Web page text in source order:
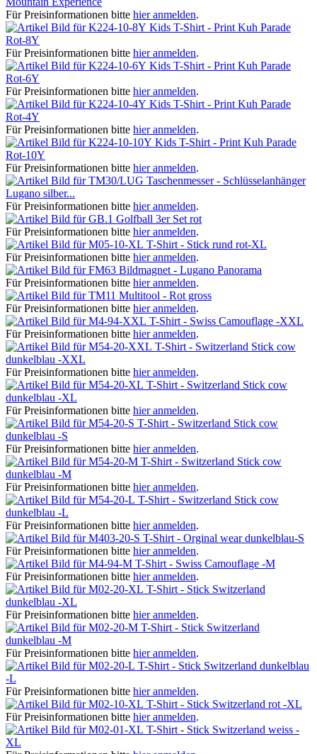
Für Preisinformationen bitte hier anmelden.
Kids T-Shirt - Print Kuh Parade
Rot-8Y
Für Preisinformationen bitte hier anmelden.
Kids T-Shirt - Print Kuh Parade
Rot-6Y
Für Preisinformationen bitte hier anmelden.
Kids T-Shirt - Print Kuh Parade
Rot-4Y
Für Preisinformationen bitte hier anmelden.
Kids T-Shirt - Print Kuh Parade
Rot-10Y
Für Preisinformationen bitte hier anmelden.
Taschenmesser - Schlüsselanhänger
Lugano silber...
Für Preisinformationen bitte hier anmelden.
Golfball 3er Set rot
Für Preisinformationen bitte hier anmelden.
T-Shirt - Stick rund rot-XL
Für Preisinformationen bitte hier anmelden.
Bildmagnet - Lugano Panorama
Für Preisinformationen bitte hier anmelden.
Multitool - Rot gross
Für Preisinformationen bitte hier anmelden.
T-Shirt - Swiss Camouflage -XXL
Für Preisinformationen bitte hier anmelden.
T-Shirt - Switzerland Stick cow
dunkelblau -XXL
Für Preisinformationen bitte hier anmelden.
T-Shirt - Switzerland Stick cow
dunkelblau -XL
Für Preisinformationen bitte hier anmelden.
T-Shirt - Switzerland Stick cow
dunkelblau -S
Für Preisinformationen bitte hier anmelden.
T-Shirt - Switzerland Stick cow
dunkelblau -M
Für Preisinformationen bitte hier anmelden.
T-Shirt - Switzerland Stick cow
dunkelblau -L
Für Preisinformationen bitte hier anmelden.
T-Shirt - Orginal wear dunkelblau-S
Für Preisinformationen bitte hier anmelden.
T-Shirt - Swiss Camouflage -M
Für Preisinformationen bitte hier anmelden.
T-Shirt - Stick Switzerland
dunkelblau -XL
Für Preisinformationen bitte hier anmelden.
T-Shirt - Stick Switzerland
dunkelblau -M
Für Preisinformationen bitte hier anmelden.
T-Shirt - Stick Switzerland dunkelblau
-L
Für Preisinformationen bitte hier anmelden.
T-Shirt - Stick Switzerland rot -XL
Für Preisinformationen bitte hier anmelden.
T-Shirt - Stick Switzerland weiss -
XL